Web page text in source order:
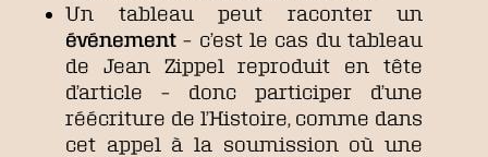
Un tableau peut raconter un
événement – c’est le cas du tableau
de Jean Zippel reproduit en tête
d’article – donc participer d’une
réécriture de l’Histoire, comme dans
cet appel à la soumission où une